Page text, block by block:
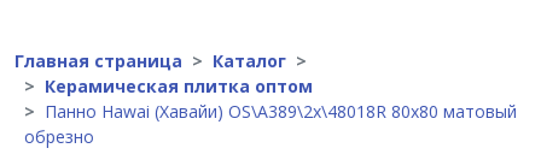
Главная страница
Каталог
Керамическая плитка оптом
Панно Hawai (Хавайи) OS\A389\2x\48018R 80x80 матовый
обрезно